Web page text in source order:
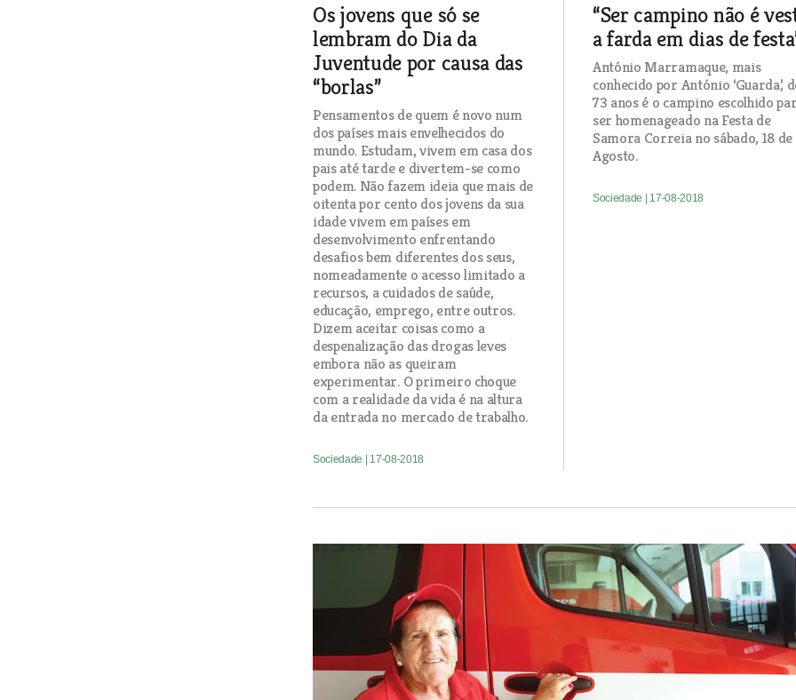
Os jovens que só se
lembram do Dia da
Juventude por causa das
“borlas”
Pensamentos de quem é novo num
dos países mais envelhecidos do
mundo. Estudam, vivem em casa dos
pais até tarde e divertem-se como
podem. Não fazem ideia que mais de
oitenta por cento dos jovens da sua
idade vivem em países em
desenvolvimento enfrentando
desafios bem diferentes dos seus,
nomeadamente o acesso limitado a
recursos, a cuidados de saúde,
educação, emprego, entre outros.
Dizem aceitar coisas como a
despenalização das drogas leves
embora não as queiram
experimentar. O primeiro choque
com a realidade da vida é na altura
da entrada no mercado de trabalho.
Sociedade | 17-08-2018
“Ser campino não é
a farda em dias de
António Marramaque, mais
conhecido por António ‘Guarda’,
73 anos é o campino escolhido
ser homenageado na Festa de
Samora Correia no sábado, 18 de
Agosto.
Sociedade | 17-08-2018